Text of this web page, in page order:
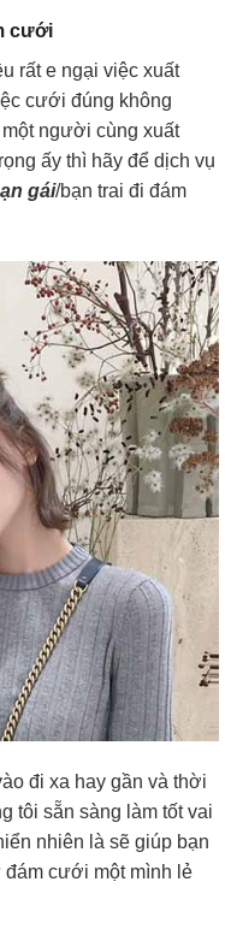
cưới
rất e ngại việc xuất
cưới đúng không
người cùng xuất
ấy thì hãy để dịch vụ
gái/bạn trai đi đám
đi xa hay gần và thời
tôi sẵn sàng làm tốt vai
nhiên là sẽ giúp bạn
đám cưới một mình lẻ